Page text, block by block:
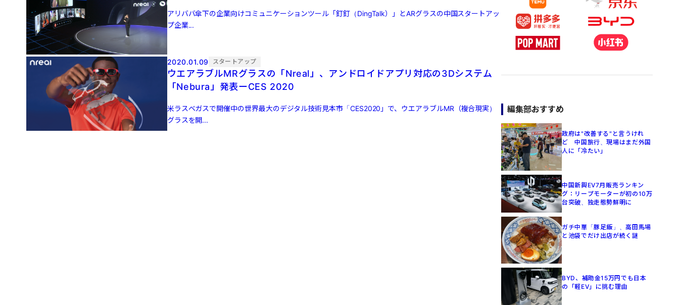
アリババ傘下の企業向けコミュニケーションツール「釘釘（DingTalk）」とARグラスの中国スタートアッ
プ企業...
2020.01.09 スタートアップ
ウエアラブルMRグラスの「Nreal」、アンドロイドアプリ対応の3Dシステム
「Nebura」発表ーCES 2020
米ラスベガスで開催中の世界最大のデジタル技術見本市「CES2020」で、ウエアラブルMR（複合現実）
グラスを開...
編集部おすすめ
政府は"改善する"と言うけれ
ど 中国旅行、現場はまだ外国
人に「冷たい」
中国新興EV7月販売ランキン
グ：リープモーターが初の10万
台突破、独走態勢鮮明に
ガチ中華「豚足飯」、高田馬場
と池袋でだけ出店が続く謎
BYD、補助金15万円でも日本
の「軽EV」に挑む理由